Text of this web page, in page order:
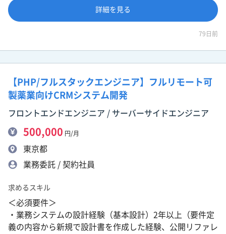
詳細を見る
79日前
【PHP/フルスタックエンジニア】フルリモート可
製薬業向けCRMシステム開発
フロントエンドエンジニア / サーバーサイドエンジニア
500,000 円/月
東京都
業務委託 / 契約社員
求めるスキル
＜必須要件＞
・業務システムの設計経験（基本設計）2年以上（要件定
義の内容から新規で設計書を作成した経験、公開リファレ